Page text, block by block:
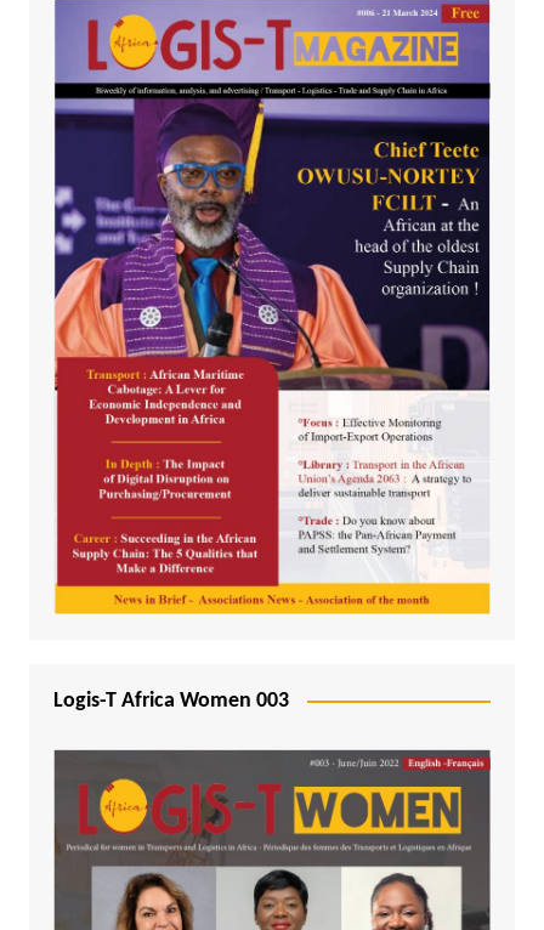
Logis-T Africa Women 003